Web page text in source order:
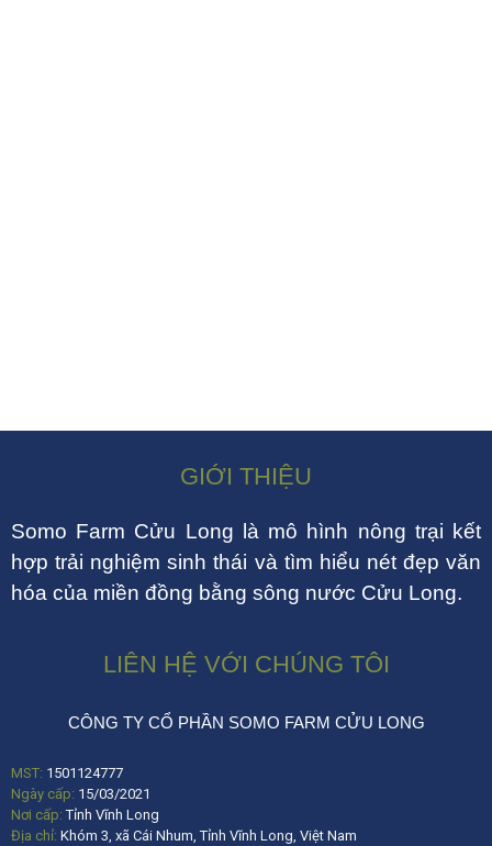
GIỚI THIỆU
Somo Farm Cửu Long là mô hình nông trại kết
hợp trải nghiệm sinh thái và tìm hiểu nét đẹp văn
hóa của miền đồng bằng sông nước Cửu Long.
LIÊN HỆ VỚI CHÚNG TÔI
CÔNG TY CỔ PHẦN SOMO FARM CỬU LONG
MST: 1501124777
Ngày cấp: 15/03/2021
Nơi cấp:Tỉnh Vĩnh Long
Địa chỉ: Khóm 3, xã Cái Nhum, Tỉnh Vĩnh Long, Việt Nam